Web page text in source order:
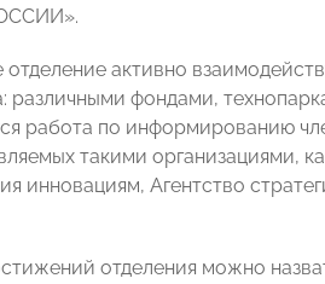
отделение активно
различными фондами,
работа по информированию
такими организациями,
инновациям, Агентство
отделения можно